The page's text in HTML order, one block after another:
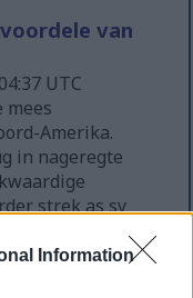
Information
van
UTC
mees
Amerika.
in nageregte
strek as sy
bevat 'n
liggaam op talle